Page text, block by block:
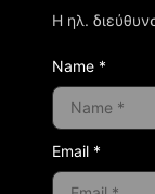
Η ηλ.
Name *
Email *